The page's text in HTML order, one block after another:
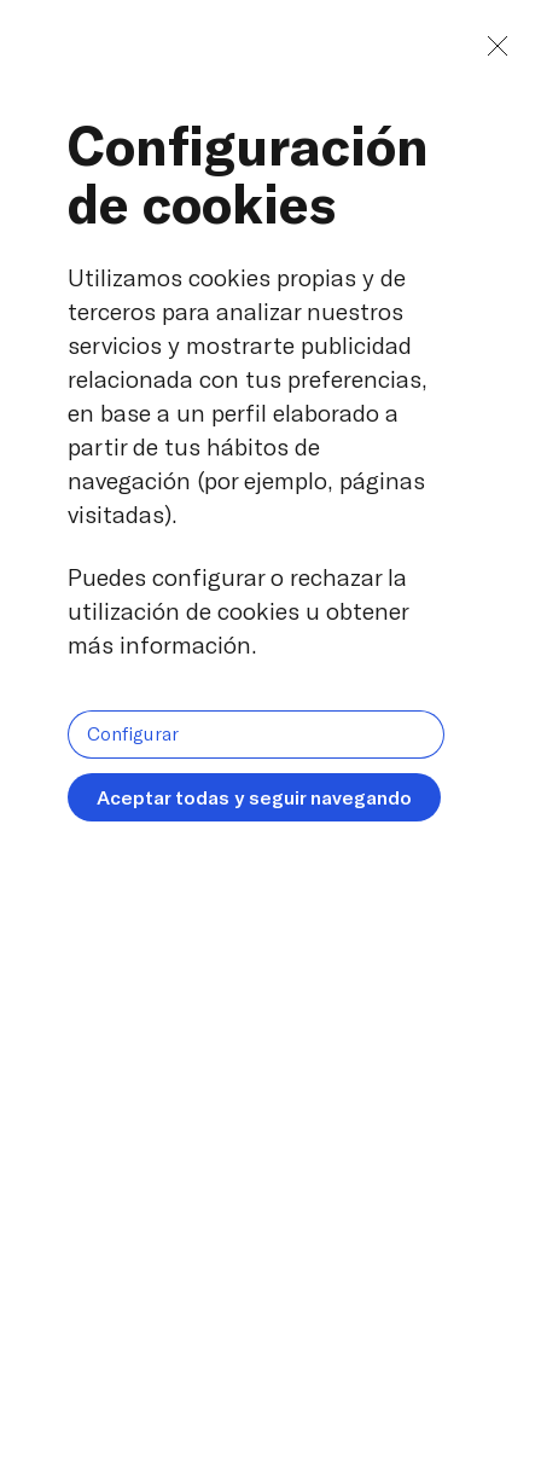
Industria
Configuración
de cookies
Utilizamos cookies propias y de
terceros para analizar nuestros
servicios y mostrarte publicidad
relacionada con tus preferencias,
en base a un perfil elaborado a
partir de tus hábitos de
navegación (por ejemplo, páginas
visitadas).
Puedes configurar o rechazar la
utilización de cookies u obtener
más información.
Configurar
Aceptar todas y seguir navegando